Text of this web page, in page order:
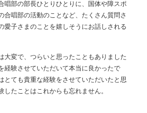
唱部の部長ひとりひとりに、国体や障スポ
合唱部の活動のことなど、たくさん質問さ
愛子さまのことを嬉しそうにお話しされる
大変で、つらいと思ったこともありました
経験させていただいて本当に良かったで
とても貴重な経験をさせていただいたと思
したことはこれからも忘れません。